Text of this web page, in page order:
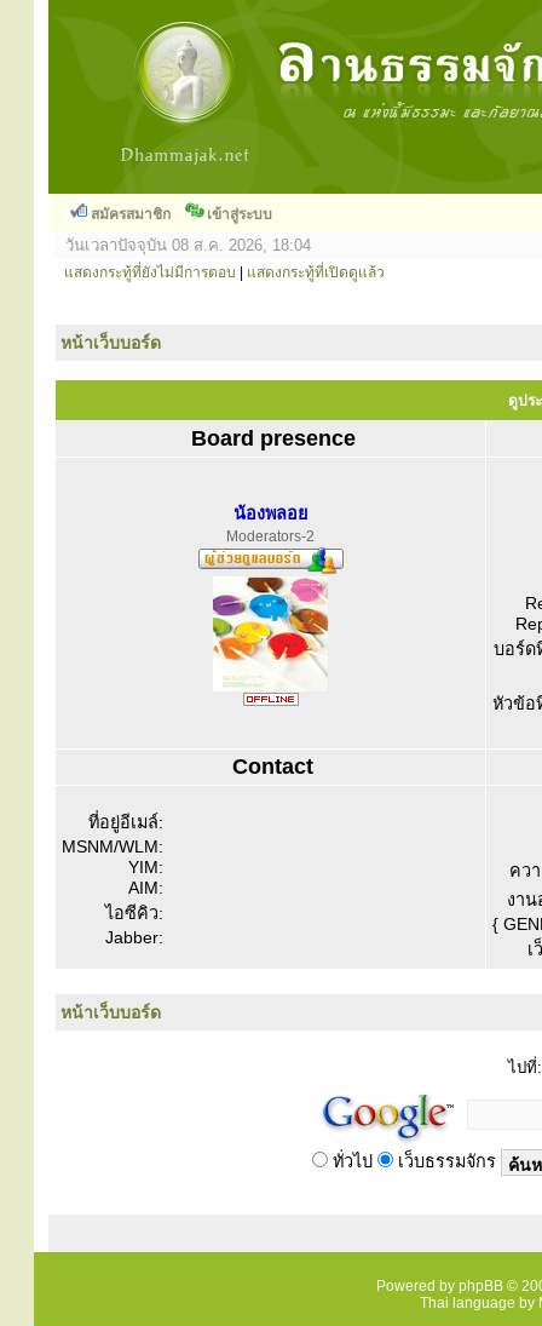
สมัครสมาชิก เข้าสู่ระบบ
วันเวลาปัจจุบัน 08 ส.ค. 2026, 18:04
แสดงกระทู้ที่ยังไม่มีการตอบ แสดงกระทู้ที่เปิดดูแล้ว
หน้าเว็บบอร์ด
ดูปร
Board presence
น้องพลอย
Moderators-2
บอร์ด
หัวข้อ
Contact
ที่อยู่อีเมล์:
MSNM/WLM:
YIM:
AIM:
ไอซีคิว:
Jabber:
คว
งาน
{
เ
หน้าเว็บบอร์ด
ไปที่:
ทั่วไป เว็บธรรมจักร
Powered by phpBB ©
Thai language by